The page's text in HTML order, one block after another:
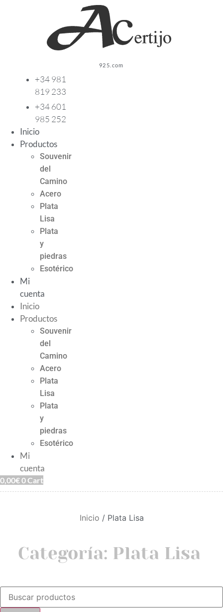
925.com
+34 981
819 233
+34 601
985 252
Inicio
Productos
Souvenir
del
Camino
Acero
Plata
Lisa
Plata
y
piedras
Esotérico
Mi
cuenta
Inicio
Productos
Souvenir
del
Camino
Acero
Plata
Lisa
Plata
y
piedras
Esotérico
Mi
cuenta
0,00€0Cart
Inicio / Plata Lisa
Categoría: Plata Lisa
Búsqueda
productos